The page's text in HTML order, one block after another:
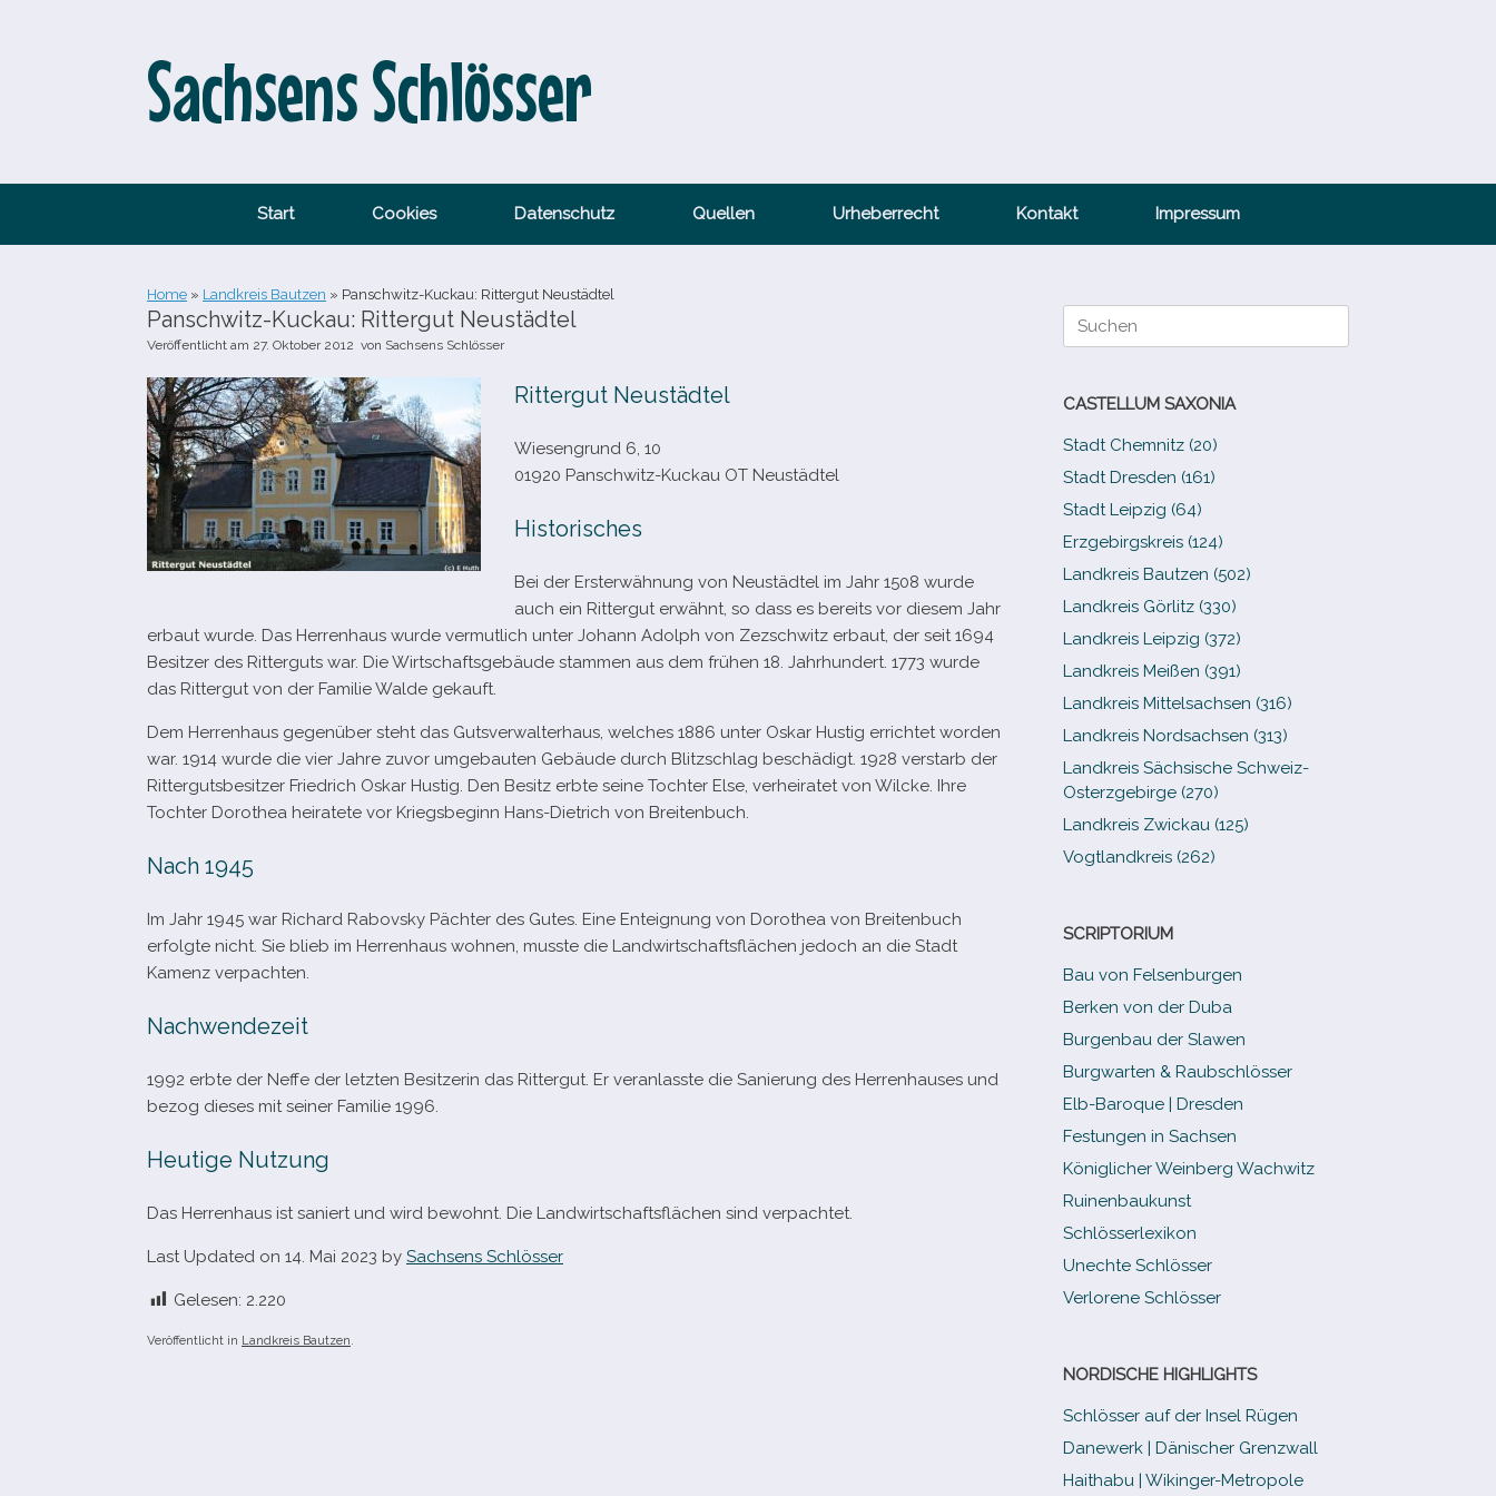
Sachsens Schlösser
Start Cookies Datenschutz Quellen Urheberrecht Kontakt Impressum
Home » Landkreis Bautzen » Panschwitz-​Kuckau: Rittergut Neustädtel
Panschwitz-​Kuckau: Rittergut Neustädtel
Veröffentlicht am 27. Oktober 2012 von Sachsens Schlösser
Rittergut Neustädtel
Wiesengrund 6, 10
01920 Panschwitz-​Kuckau OT Neustädtel
Historisches
Bei der Ersterwähnung von Neustädtel im Jahr 1508 wurde
auch ein Rittergut erwähnt, so dass es bereits vor die­sem Jahr
erbaut wurde. Das Herrenhaus wurde ver­mut­lich unter Johann Adolph von Zezschwitz erbaut, der seit 1694
Besitzer des Ritterguts war. Die Wirtschaftsgebäude stam­men aus dem frü­hen 18. Jahrhundert. 1773 wurde
das Rittergut von der Familie Walde gekauft.
Dem Herrenhaus gegen­über steht das Gutsverwalterhaus, wel­ches 1886 unter Oskar Hustig errich­tet wor­den
war. 1914 wurde die vier Jahre zuvor umge­bau­ten Gebäude durch Blitzschlag beschä­digt. 1928 ver­starb der
Rittergutsbesitzer Friedrich Oskar Hustig. Den Besitz erbte seine Tochter Else, ver­hei­ra­tet von Wilcke. Ihre
Tochter Dorothea hei­ra­tete vor Kriegsbeginn Hans-​Dietrich von Breitenbuch.
Nach 1945
Im Jahr 1945 war Richard Rabovsky Pächter des Gutes. Eine Enteignung von Dorothea von Breitenbuch
erfolgte nicht. Sie blieb im Herrenhaus woh­nen, musste die Landwirtschaftsflächen jedoch an die Stadt
Kamenz verpachten.
Nachwendezeit
1992 erbte der Neffe der letz­ten Besitzerin das Rittergut. Er ver­an­lasste die Sanierung des Herrenhauses und
bezog die­ses mit sei­ner Familie 1996.
Heutige Nutzung
Das Herrenhaus ist saniert und wird bewohnt. Die Landwirtschaftsflächen sind verpachtet.
Last Updated on 14. Mai 2023 by Sachsens Schlösser
Gelesen: 2.220
Veröffentlicht in Landkreis Bautzen
Suche
nach:
CASTELLUM SAXONIA
Stadt Chemnitz (20)
Stadt Dresden (161)
Stadt Leipzig (64)
Erzgebirgskreis (124)
Landkreis Bautzen (502)
Landkreis Görlitz (330)
Landkreis Leipzig (372)
Landkreis Meißen (391)
Landkreis Mittelsachsen (316)
Landkreis Nordsachsen (313)
Landkreis Sächsische Schweiz-​
Osterzgebirge (270)
Landkreis Zwickau (125)
Vogtlandkreis (262)
SCRIPTORIUM
Bau von Felsenburgen
Berken von der Duba
Burgenbau der Slawen
Burgwarten & Raubschlösser
Elb-​Baroque | Dresden
Festungen in Sachsen
Königlicher Weinberg Wachwitz
Ruinenbaukunst
Schlösserlexikon
Unechte Schlösser
Verlorene Schlösser
NORDISCHE HIGHLIGHTS
Schlösser auf der Insel Rügen
Danewerk | Dänischer Grenzwall
Haithabu | Wikinger-Metropole